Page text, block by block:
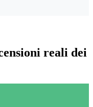
reali dei